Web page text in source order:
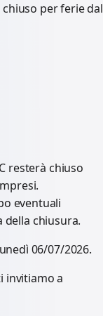
per ferie dal
resterà chiuso
eventuali
chiusura.
06/07/2026.
invitiamo a